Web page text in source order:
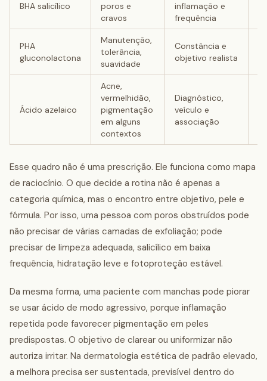
BHA salicílico
poros e
cravos
inflamação e
frequência
PHA
gluconolactona
Manutenção,
tolerância,
suavidade
Constância e
objetivo realista
Ácido azelaico
Acne,
vermelhidão,
pigmentação
em alguns
contextos
Diagnóstico,
veículo e
associação
Esse quadro não é uma prescrição. Ele funciona como mapa
de raciocínio. O que decide a rotina não é apenas a
categoria química, mas o encontro entre objetivo, pele e
fórmula. Por isso, uma pessoa com poros obstruídos pode
não precisar de várias camadas de exfoliação; pode
precisar de limpeza adequada, salicílico em baixa
frequência, hidratação leve e fotoproteção estável.
Da mesma forma, uma paciente com manchas pode piorar
se usar ácido de modo agressivo, porque inflamação
repetida pode favorecer pigmentação em peles
predispostas. O objetivo de clarear ou uniformizar não
autoriza irritar. Na dermatologia estética de padrão elevado,
a melhora precisa ser sustentada, previsível dentro do